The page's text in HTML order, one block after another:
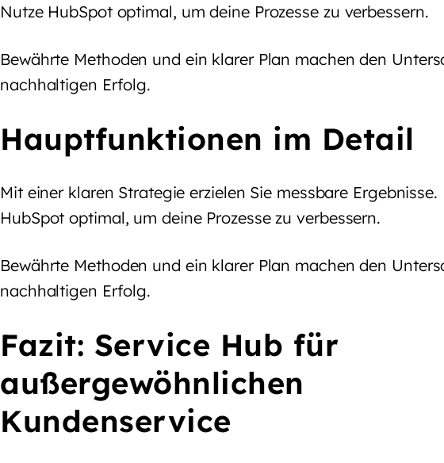
Nutze HubSpot optimal, um deine Prozesse zu verbessern.
Bewährte Methoden und ein klarer Plan machen den
nachhaltigen Erfolg.
Hauptfunktionen im Detail
Mit einer klaren Strategie erzielen Sie messbare Ergebnisse.
HubSpot optimal, um deine Prozesse zu verbessern.
Bewährte Methoden und ein klarer Plan machen den
nachhaltigen Erfolg.
Fazit: Service Hub für
außergewöhnlichen
Kundenservice